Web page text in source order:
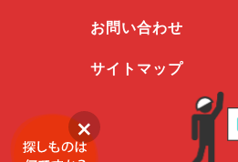
お問い合わせ
サイトマップ